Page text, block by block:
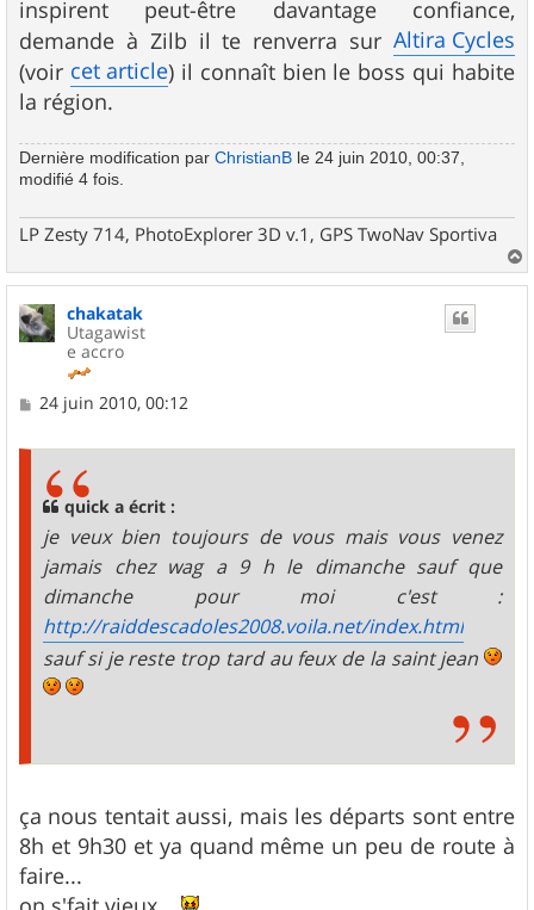
inspirent peut-être davantage confiance,
demande à Zilb il te renverra sur Altira Cycles
(voir cet article) il connaît bien le boss qui habite
la région.
Dernière modification par ChristianB le 24 juin 2010, 00:37,
modifié 4 fois.
LP Zesty 714, PhotoExplorer 3D v.1, GPS TwoNav Sportiva
a
chakatak
Utagawist
e accro
M
24 juin 2010, 00:12
quick a écrit :
je veux bien toujours de vous mais vous venez
jamais chez wag a 9 h le dimanche sauf que
dimanche pour moi c'est :
http://raiddescadoles2008.voila.net/index.html
sauf si je reste trop tard au feux de la saint jean
ça nous tentait aussi, mais les départs sont entre
8h et 9h30 et ya quand même un peu de route à
faire...